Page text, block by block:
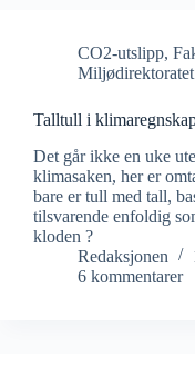
CO2-utslipp,
Miljødirektoratet
Talltull i
Det går ikke en uke
klimasaken, her er
bare er tull med tall,
tilsvarende enfoldig
kloden ?
Redaksjonen
6 kommentarer